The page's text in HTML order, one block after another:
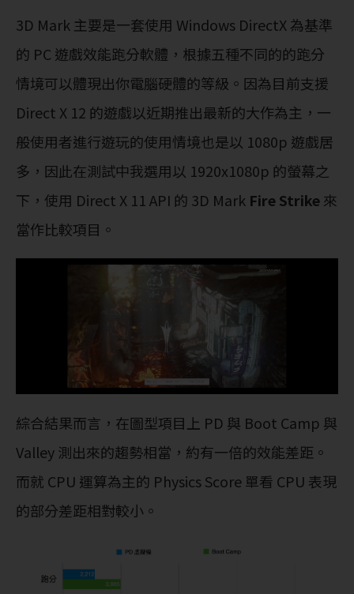
3D Mark 主要是一套使用 Windows DirectX 為基準
的 PC 遊戲效能跑分軟體，根據五種不同的的跑分
情境可以體現出你電腦硬體的等級。因為目前支援
Direct X 12 的遊戲以近期推出最新的大作為主，一
般使用者進行遊玩的使用情境也是以 1080p 遊戲居
多，因此在測試中我選用以 1920x1080p 的螢幕之
下，使用 Direct X 11 API 的 3D Mark Fire Strike來
當作比較項目。
綜合結果而言，在圖型項目上 PD 與 Boot Camp 與
Valley 測出來的趨勢相當，約有一倍的效能差距。
而就 CPU 運算為主的 Physics Score 單看 CPU 表現
的部分差距相對較小。